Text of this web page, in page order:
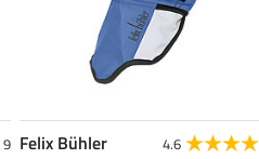
9 Felix Bühler 4.6